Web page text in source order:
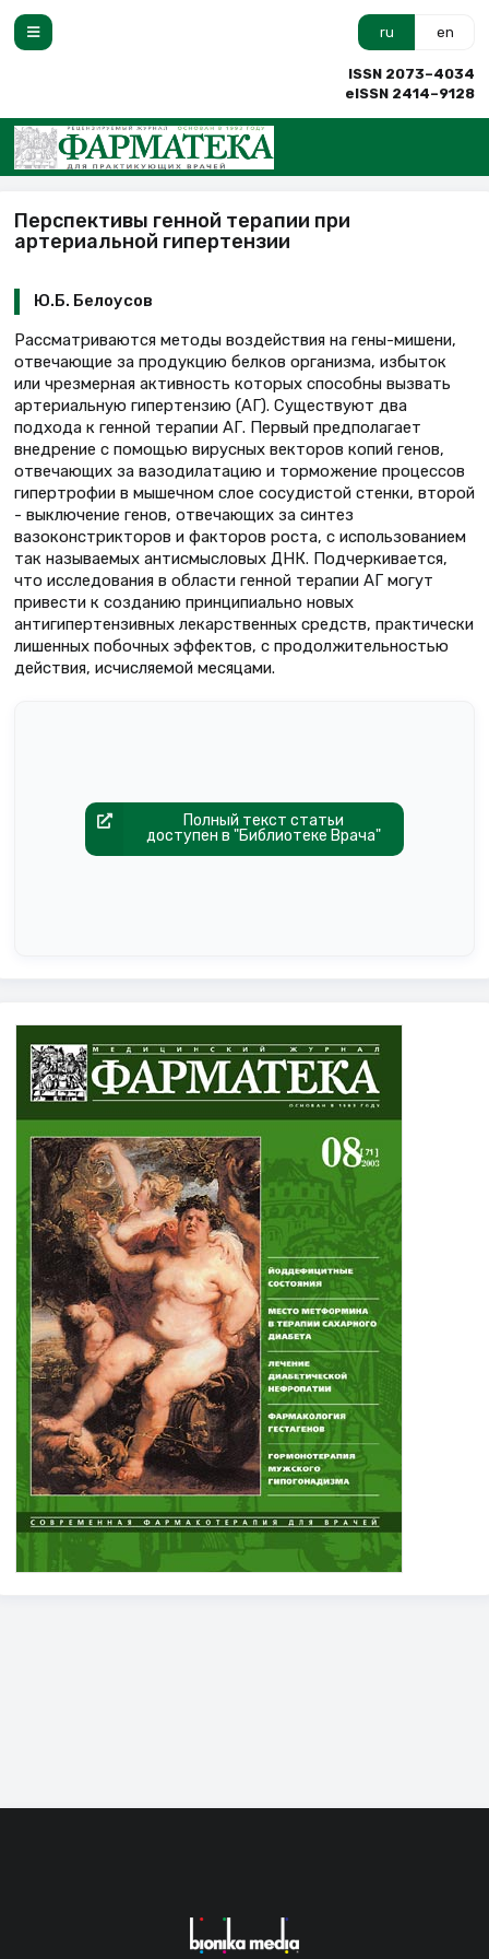
ru en
ISSN 2073–4034
eISSN 2414–9128
Перспективы генной терапии при
артериальной гипертензии
Ю.Б. Белоусов
Рассматриваются методы воздействия на гены-мишени,
отвечающие за продукцию белков организма, избыток
или чрезмерная активность которых способны вызвать
артериальную гипертензию (АГ). Существуют два
подхода к генной терапии АГ. Первый предполагает
внедрение с помощью вирусных векторов копий генов,
отвечающих за вазодилатацию и торможение процессов
гипертрофии в мышечном слое сосудистой стенки, второй
- выключение генов, отвечающих за синтез
вазоконстрикторов и факторов роста, с использованием
так называемых антисмысловых ДНК. Подчеркивается,
что исследования в области генной терапии АГ могут
привести к созданию принципиально новых
антигипертензивных лекарственных средств, практически
лишенных побочных эффектов, с продолжительностью
действия, исчисляемой месяцами.
Полный текст статьи
доступен в "Библиотеке Врача"